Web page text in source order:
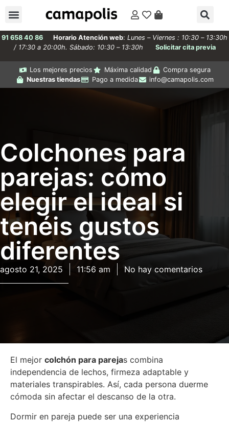
91 658 40 86 Horario Atención web: Lunes – Viernes : 10:30 – 13:30h
/ 17:30 a 20:00h. Sábado: 10:30 – 13:30h
Solicitar cita previa
Los mejores precios Máxima calidad
Compra segura
Nuestras tiendas
Pago a medida info@camapolis.com
Colchones para
parejas: cómo
elegir el ideal si
tenéis gustos
diferentes
agosto 21, 2025 11:56 am No hay comentarios
El mejor colchón para parejas combina
independencia de lechos, firmeza adaptable y
materiales transpirables. Así, cada persona duerme
cómoda sin afectar el descanso de la otra.
Dormir en pareja puede ser una experiencia